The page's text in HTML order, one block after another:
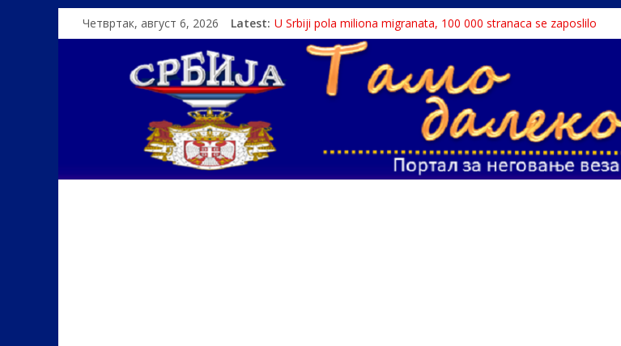
Четвртак, август 6, 2026 Latest: U Srbiji pola miliona migranata, 100 000 stranaca se zaposlilo
Како је „Господар књига“ проглашен народним непријатељем
Čije je pravo na istinu o Nikoli Tesli?
Srbin zaspao na Dunavu, reka ga odnela u Rumuniju
Politika i seks glavne teme srpskih medija